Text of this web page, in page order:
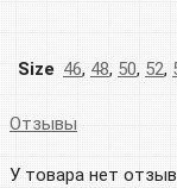
Size 46, 48, 50, 52,
Отзывы
У товара нет